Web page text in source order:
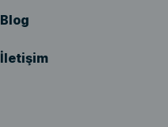
Blog
İletişim